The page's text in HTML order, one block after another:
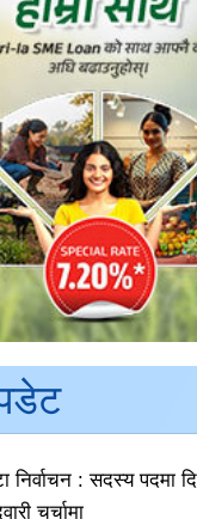
निर्वाचन : सदस्य पदमा
चर्चामा